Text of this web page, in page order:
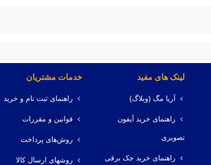
لینک های مفید
آریا مگ (وبلاگ)
راهنمای خرید آیفون
تصویری
راهنمای خرید جک برقی
خدمات مشتریان
راهنمای ثبت نام و خرید
قوانین و مقررات
روش‌های پرداخت
روشهای ارسال کالا